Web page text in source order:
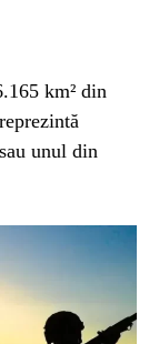
km² din
unul din